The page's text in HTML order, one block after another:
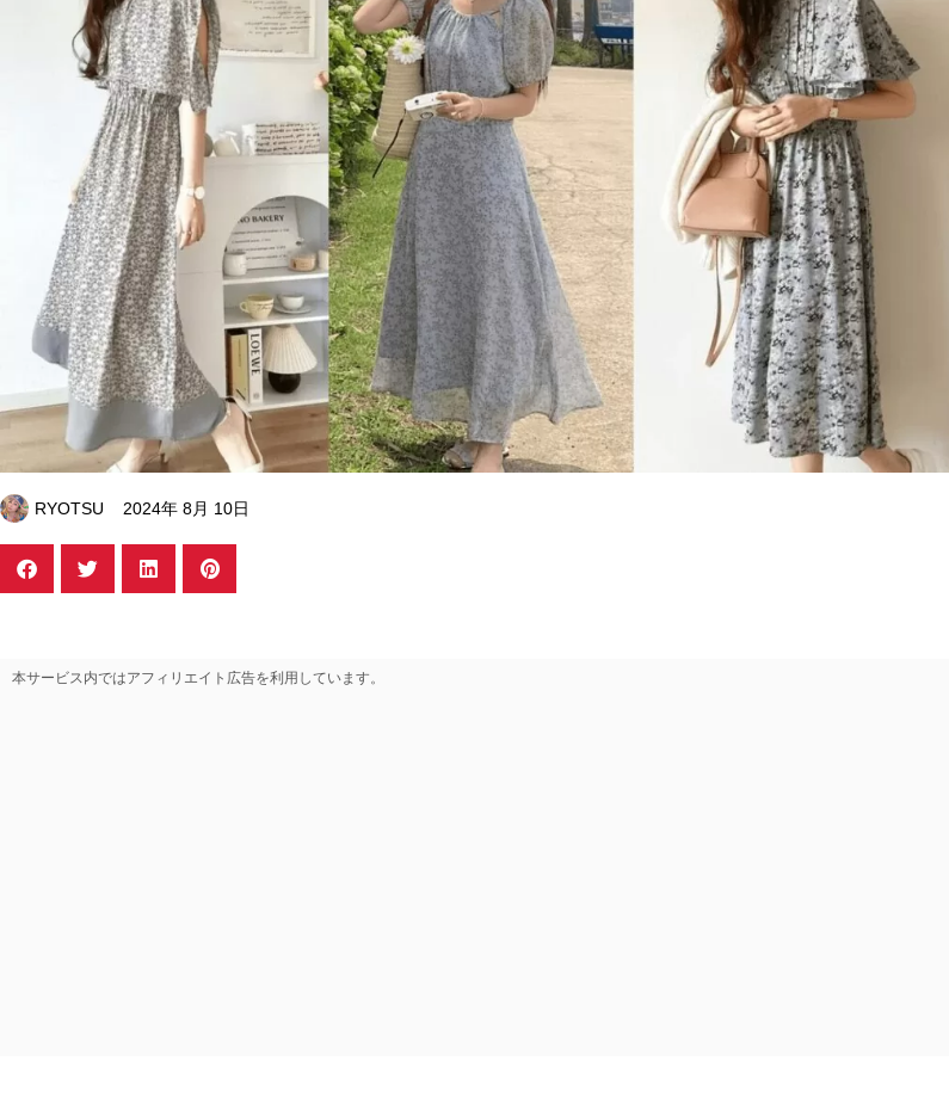
RYOTSU 2024年 8月 10日
本サービス内ではアフィリエイト広告を利用しています。